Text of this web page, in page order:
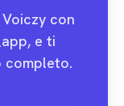
con
e ti
completo.